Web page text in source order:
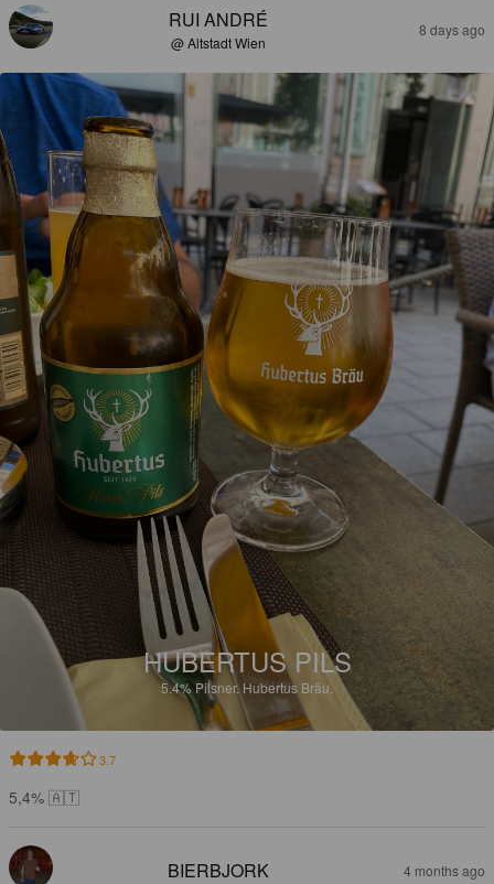
RUI ANDRÉ
@ Altstadt Wien
8 days ago
HUBERTUS PILS
5.4%Pilsner.Hubertus Bräu.
3.7
5,4% 🇦🇹
BIERBJORK 4 months ago